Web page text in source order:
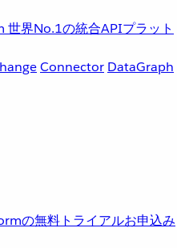
世界No.1の統合APIプラット
Connector DataGraph
の無料トライアルお申込み